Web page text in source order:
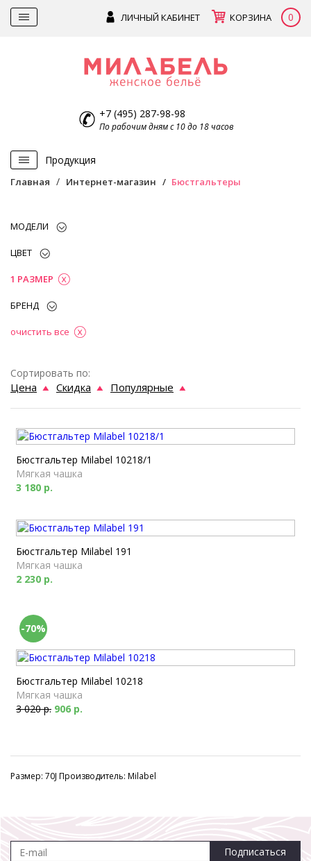
ЛИЧНЫЙ КАБИНЕТ КОРЗИНА 0
+7 (495) 287-98-98
По рабочим дням с 10 до 18 часов
Продукция
Главная Интернет-магазин Бюстгальтеры
МОДЕЛИ
ЦВЕТ
1 РАЗМЕР
БРЕНД
очистить все
Сортировать по:
Цена Скидка Популярные
Бюстгальтер Milabel 10218/1
Мягкая чашка
3 180 р.
Бюстгальтер Milabel 191
Мягкая чашка
2 230 р.
-70%
Бюстгальтер Milabel 10218
Мягкая чашка
3 020 р. 906 р.
Размер: 70J Производитель: Milabel
Подписаться